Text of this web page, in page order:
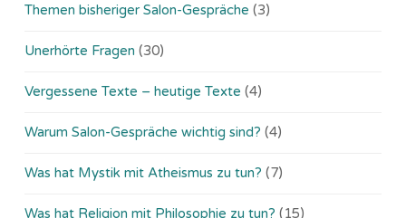
Themen bisheriger Salon-Gespräche (3)
Unerhörte Fragen (30)
Vergessene Texte – heutige Texte (4)
Warum Salon-Gespräche wichtig sind? (4)
Was hat Mystik mit Atheismus zu tun? (7)
Was hat Religion mit Philosophie zu tun? (15)